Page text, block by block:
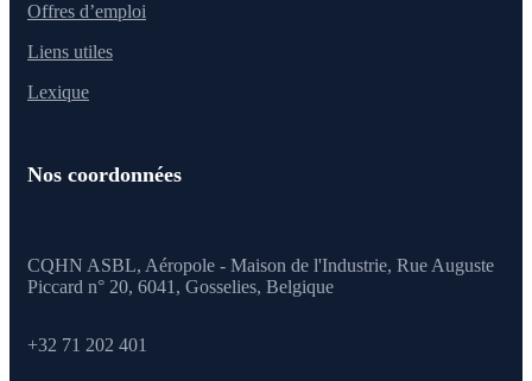
Offres d’emploi
Liens utiles
Lexique
Nos coordonnées
CQHN ASBL, Aéropole - Maison de l'Industrie, Rue Auguste
Piccard n° 20, 6041, Gosselies, Belgique
+32 71 202 401